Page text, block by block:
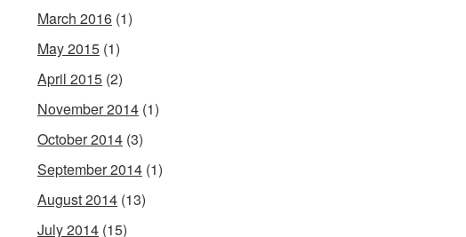
March 2016 (1)
May 2015 (1)
April 2015 (2)
November 2014 (1)
October 2014 (3)
September 2014 (1)
August 2014 (13)
July 2014 (15)